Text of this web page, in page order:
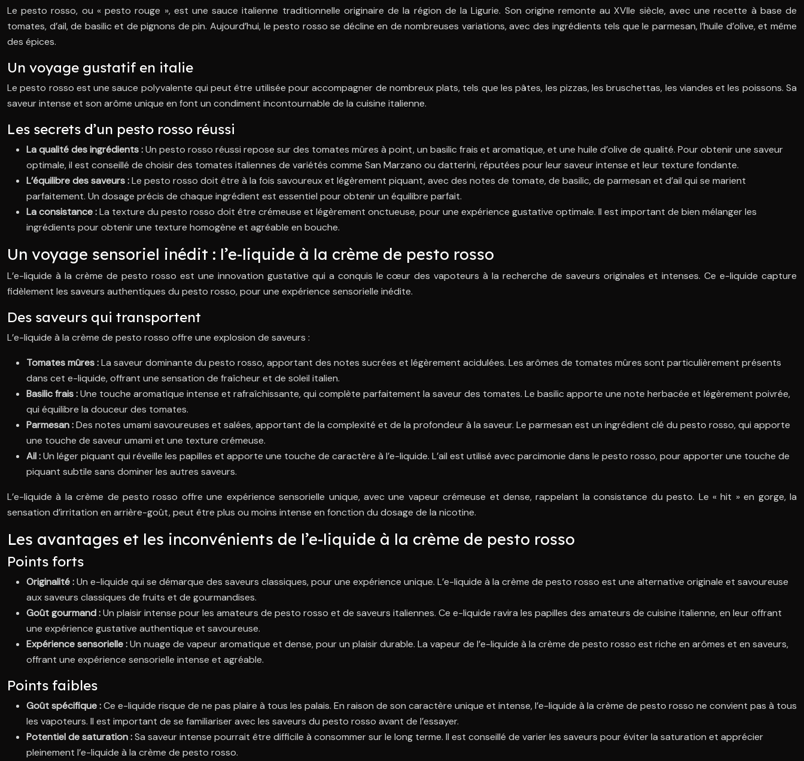
Le pesto rosso, ou « pesto rouge », est une sauce italienne traditionnelle originaire de la région de la Ligurie. Son origine remonte au XVIIe siècle, avec une recette à base de
tomates, d’ail, de basilic et de pignons de pin. Aujourd’hui, le pesto rosso se décline en de nombreuses variations, avec des ingrédients tels que le parmesan, l’huile d’olive, et même
des épices.
Un voyage gustatif en italie
Le pesto rosso est une sauce polyvalente qui peut être utilisée pour accompagner de nombreux plats, tels que les pâtes, les pizzas, les bruschettas, les viandes et les poissons. Sa
saveur intense et son arôme unique en font un condiment incontournable de la cuisine italienne.
Les secrets d’un pesto rosso réussi
La qualité des ingrédients :Un pesto rosso réussi repose sur des tomates mûres à point, un basilic frais et aromatique, et une huile d’olive de qualité. Pour obtenir une saveur
optimale, il est conseillé de choisir des tomates italiennes de variétés comme San Marzano ou datterini, réputées pour leur saveur intense et leur texture fondante.
L’équilibre des saveurs :Le pesto rosso doit être à la fois savoureux et légèrement piquant, avec des notes de tomate, de basilic, de parmesan et d’ail qui se marient
parfaitement. Un dosage précis de chaque ingrédient est essentiel pour obtenir un équilibre parfait.
La consistance :La texture du pesto rosso doit être crémeuse et légèrement onctueuse, pour une expérience gustative optimale. Il est important de bien mélanger les
ingrédients pour obtenir une texture homogène et agréable en bouche.
Un voyage sensoriel inédit : l’e-liquide à la crème de pesto rosso
L’e-liquide à la crème de pesto rosso est une innovation gustative qui a conquis le cœur des vapoteurs à la recherche de saveurs originales et intenses. Ce e-liquide capture
fidèlement les saveurs authentiques du pesto rosso, pour une expérience sensorielle inédite.
Des saveurs qui transportent
L’e-liquide à la crème de pesto rosso offre une explosion de saveurs :
Tomates mûres :La saveur dominante du pesto rosso, apportant des notes sucrées et légèrement acidulées. Les arômes de tomates mûres sont particulièrement présents
dans cet e-liquide, offrant une sensation de fraîcheur et de soleil italien.
Basilic frais :Une touche aromatique intense et rafraîchissante, qui complète parfaitement la saveur des tomates. Le basilic apporte une note herbacée et légèrement poivrée,
qui équilibre la douceur des tomates.
Parmesan :Des notes umami savoureuses et salées, apportant de la complexité et de la profondeur à la saveur. Le parmesan est un ingrédient clé du pesto rosso, qui apporte
une touche de saveur umami et une texture crémeuse.
Ail :Un léger piquant qui réveille les papilles et apporte une touche de caractère à l’e-liquide. L’ail est utilisé avec parcimonie dans le pesto rosso, pour apporter une touche de
piquant subtile sans dominer les autres saveurs.
L’e-liquide à la crème de pesto rosso offre une expérience sensorielle unique, avec une vapeur crémeuse et dense, rappelant la consistance du pesto. Le « hit » en gorge, la
sensation d’irritation en arrière-goût, peut être plus ou moins intense en fonction du dosage de la nicotine.
Les avantages et les inconvénients de l’e-liquide à la crème de pesto rosso
Points forts
Originalité :Un e-liquide qui se démarque des saveurs classiques, pour une expérience unique. L’e-liquide à la crème de pesto rosso est une alternative originale et savoureuse
aux saveurs classiques de fruits et de gourmandises.
Goût gourmand :Un plaisir intense pour les amateurs de pesto rosso et de saveurs italiennes. Ce e-liquide ravira les papilles des amateurs de cuisine italienne, en leur offrant
une expérience gustative authentique et savoureuse.
Expérience sensorielle :Un nuage de vapeur aromatique et dense, pour un plaisir durable. La vapeur de l’e-liquide à la crème de pesto rosso est riche en arômes et en saveurs,
offrant une expérience sensorielle intense et agréable.
Points faibles
Goût spécifique :Ce e-liquide risque de ne pas plaire à tous les palais. En raison de son caractère unique et intense, l’e-liquide à la crème de pesto rosso ne convient pas à tous
les vapoteurs. Il est important de se familiariser avec les saveurs du pesto rosso avant de l’essayer.
Potentiel de saturation :Sa saveur intense pourrait être difficile à consommer sur le long terme. Il est conseillé de varier les saveurs pour éviter la saturation et apprécier
pleinement l’e-liquide à la crème de pesto rosso.